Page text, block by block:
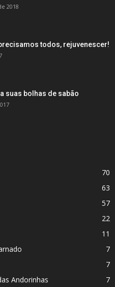
2018
todos, rejuvenescer!
suas bolhas de sabão
70
63
57
22
11
7
7
Andorinhas
7